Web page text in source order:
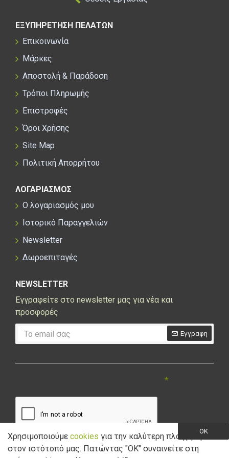
CE,AS/NZ
Βάρος
280 g
300 g
Μεγέθη
M: 52–57 cm
L: 57–60 cm
ΕΞΥΠΗΡΕΤΗΣΗ ΠΕΛΑΤΩΝ
Επικοινωνία
Μάρκες
Αποστολή & Παράδοση
Τρόποι Πληρωμής
Επιστροφές
Όροι Χρήσης
Site Map
Πολιτική Απορρήτου
ΛΟΓΑΡΙΑΣΜΟΣ
Ο λογαριασμός μου
Ιστορικό Παραγγελιών
Newsletter
Δωροεπιταγές
NEWSLETTER
Εγγραφείτε στο newsletter μας για νέα και
προσφορές
Εγγραφη
Έχω διαβάσει και αποδέχομαι την Πολιτική Απορρήτου
OK
Χρησιμοποιούμε cookies για την καλύτερη πλοήγηση
στον ιστότοπό μας. Πατώντας "ΟK" συναινείτε στη